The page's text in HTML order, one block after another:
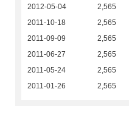
2012-05-04
2,565
2011-10-18
2,565
2011-09-09
2,565
2011-06-27
2,565
2011-05-24
2,565
2011-01-26
2,565